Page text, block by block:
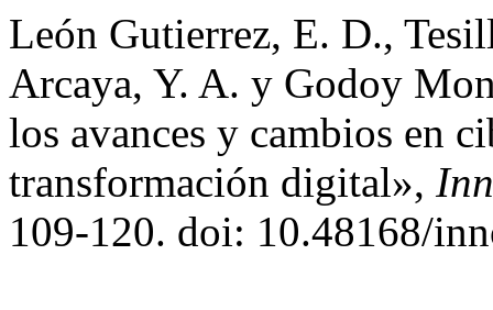
León Gutierrez, E. D.,
Arcaya, Y. A. y Godoy
los avances y cambios en
transformación digital»,
109-120. doi: 10.48168/